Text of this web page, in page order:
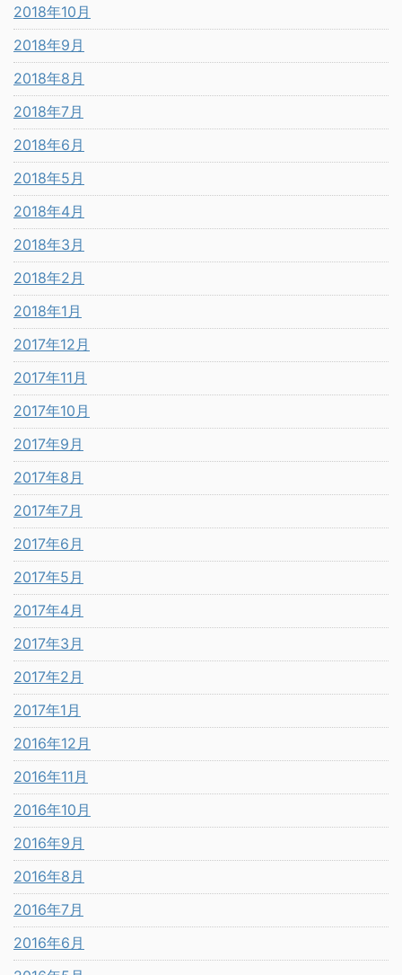
2018年10月
2018年9月
2018年8月
2018年7月
2018年6月
2018年5月
2018年4月
2018年3月
2018年2月
2018年1月
2017年12月
2017年11月
2017年10月
2017年9月
2017年8月
2017年7月
2017年6月
2017年5月
2017年4月
2017年3月
2017年2月
2017年1月
2016年12月
2016年11月
2016年10月
2016年9月
2016年8月
2016年7月
2016年6月